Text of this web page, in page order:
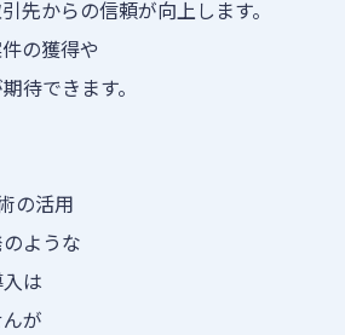
先からの信頼が向上します。
の獲得や
待できます。
の活用
ような
は
が